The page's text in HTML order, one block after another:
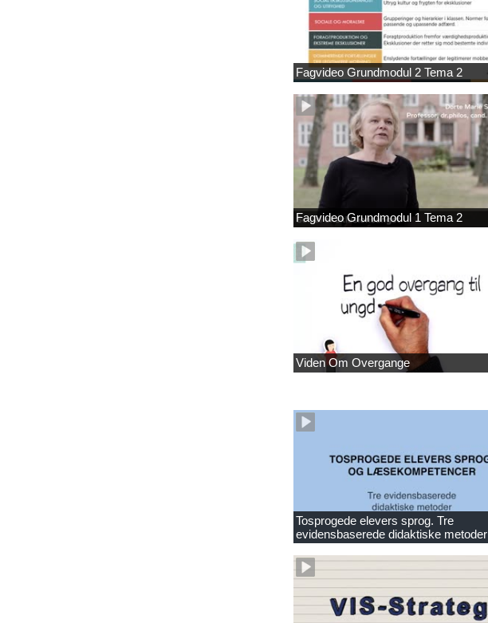
Fagvideo Grundmodul 2 Tema 2
Fagvideo Grundmodul 1 Tema 2
Viden Om Overgange
Tosprogede elevers sprog. Tre
evidensbaserede didaktiske metoder